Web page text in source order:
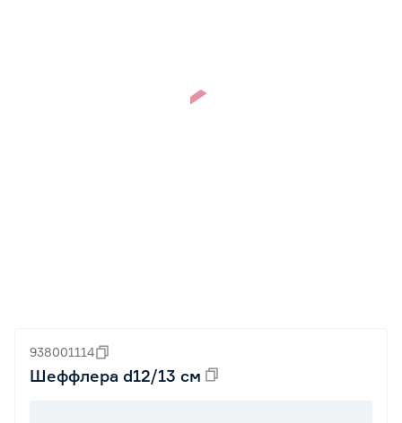
938001114
Шеффлера d12/13 см